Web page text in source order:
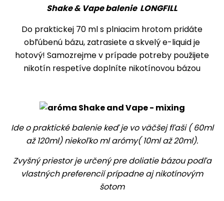
Shake & Vape balenie LONGFILL
Do praktickej 70 ml s plniacim hrotom pridáte
obľúbenú bázu, zatrasiete a skvelýe-liquidje
hotový! Samozrejme v prípade potreby použijete
nikotín respetíve doplníte nikotínovou bázou
Ide o praktické balenie keď je vo väčšej fľaši ( 60ml
až 120ml) niekoľko ml arómy( 10ml až 20ml).
Zvyšný priestor je určený pre doliatie bázou podľa
vlastných preferencií prípadne aj nikotínovým
šotom